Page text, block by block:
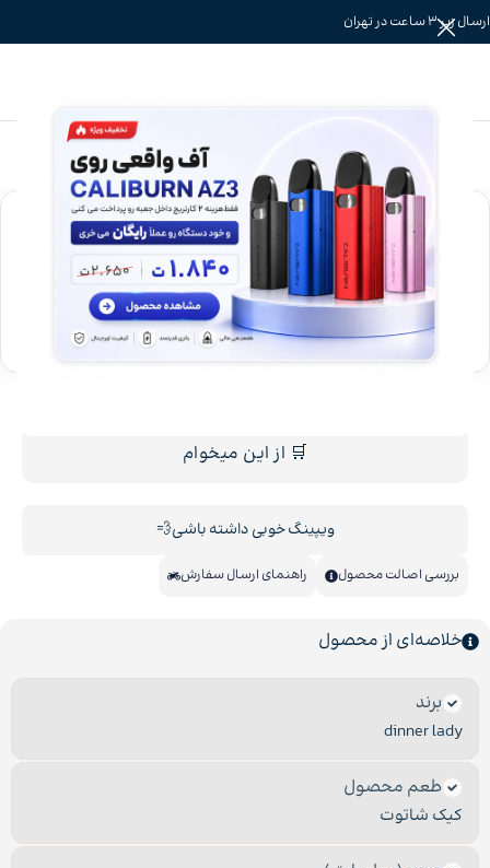
ارسال زیر 3 ساعت در تهران
جویس»جویس دینر لیدی
خلاصه‌ای از محصول
برند
dinner lady
طعم محصول
کیک شاتوت
🛒 از این میخوام
ویپینگ خوبی داشته باشی💨
بررسی اصالت محصول راهنمای ارسال سفارش
جویس کیک شاتوت دینر لیدی dinner lady blackberry
crumble juice
بروزرسانی قیمت 17 مرداد فعلا بدون کامنت
ناموجود
برای بزرگنمایی کلیک کنید